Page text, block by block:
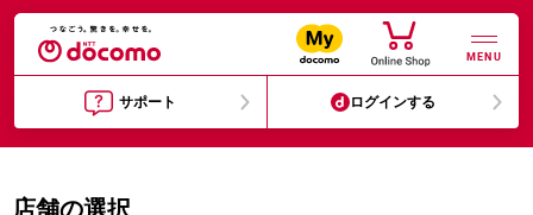
MENU
サポート ログインする
店舗の選択